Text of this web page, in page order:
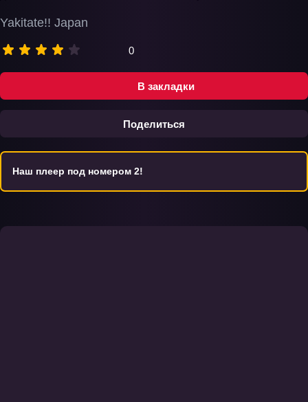
В закладки
Поделиться
Yakitate!! Japan
0
Наш плеер под номером 2!